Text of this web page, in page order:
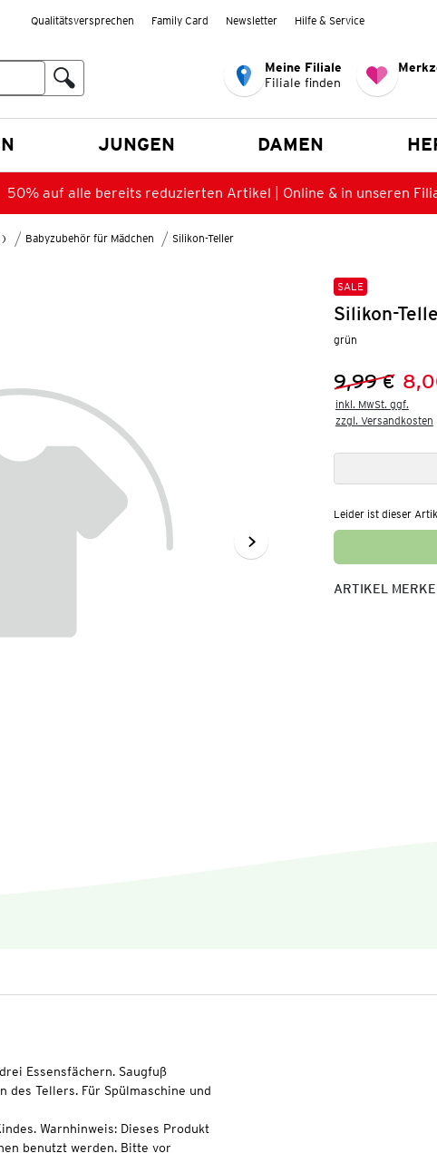
Qualitätsversprechen Family Card Newsletter Hilfe & Service
Meine Filiale
Filiale finden
JUNGEN DAMEN
50% auf alle bereits reduzierten Artikel | Online & in unseren
Babyzubehör für Mädchen Silikon-Teller
SALE
Silikon-
grün
Vorheriger
9,99 €
Neuer
inkl. MwSt. ggf.
zzgl. Versandkosten
Leider ist dieser
ARTIKEL
Essensfächern. Saugfuß
Tellers. Für Spülmaschine und
Warnhinweis: Dieses Produkt
benutzt werden. Bitte vor